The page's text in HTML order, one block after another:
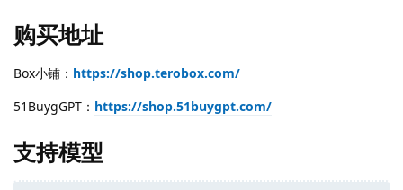
购买地址
Box小铺： https://shop.terobox.com/
51BuygGPT： https://shop.51buygpt.com/
支持模型